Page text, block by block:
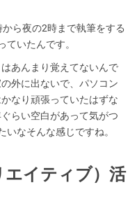
ら夜の2時まで執筆をする
いたんです。
あんまり覚えてないんで
外に出ないで、パソコン
なり頑張っていたはずな
らい空白があって気がつ
なそんな感じですね。
エイティブ）活